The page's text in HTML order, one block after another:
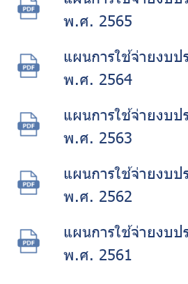
พ.ศ. 2565
แผนการใช้จ่ายงบป
พ.ศ. 2564
แผนการใช้จ่ายงบป
พ.ศ. 2563
แผนการใช้จ่ายงบป
พ.ศ. 2562
แผนการใช้จ่ายงบป
พ.ศ. 2561